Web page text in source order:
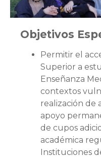
Objetivos
Permitir el
Superior a
Enseñanza
contextos
realización de
apoyo
de cupos
académica
Instituciones